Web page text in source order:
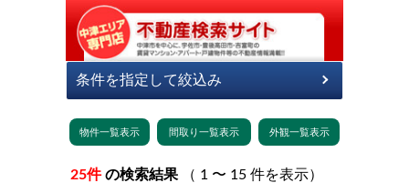
25件 の検索結果 （ 1 〜 15 件を表示）